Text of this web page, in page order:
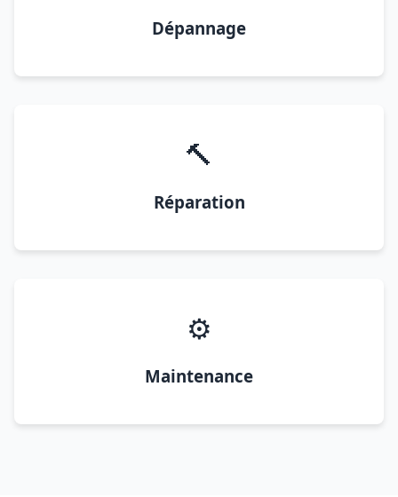
Dépannage
🔨
Réparation
⚙️
Maintenance